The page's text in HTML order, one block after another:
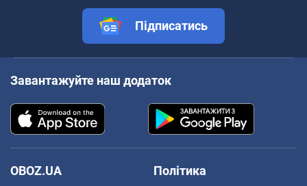
Підписатись
Завантажуйте наш додаток
OBOZ.UA
Політика